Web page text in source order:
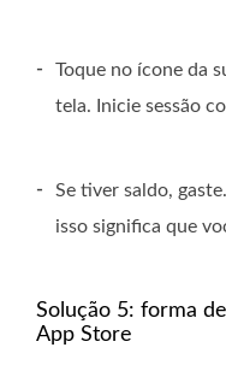
-
Toque no ícone da
tela. Inicie sessão
-
Se tiver saldo,
isso significa que
Solução 5: forma
App Store